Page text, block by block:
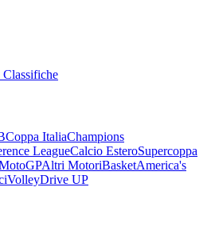
Coppa ItaliaChampions
LeagueCalcio EsteroSupercoppa
Altri MotoriBasketAmerica's
VolleyDrive UP